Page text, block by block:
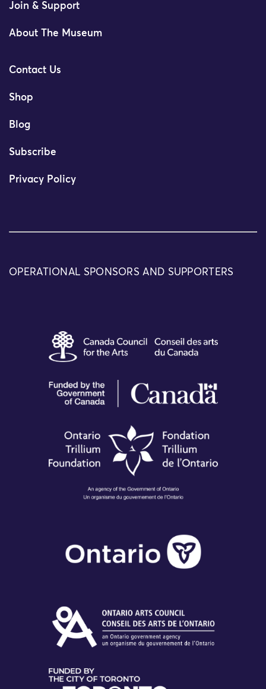
Join & Support
About The Museum
Contact Us
Shop
Blog
Subscribe
Privacy Policy
OPERATIONAL SPONSORS AND SUPPORTERS